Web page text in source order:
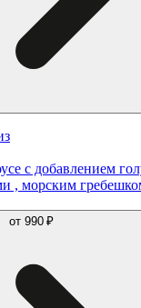
с добавлением
, морским
от 990 ₽